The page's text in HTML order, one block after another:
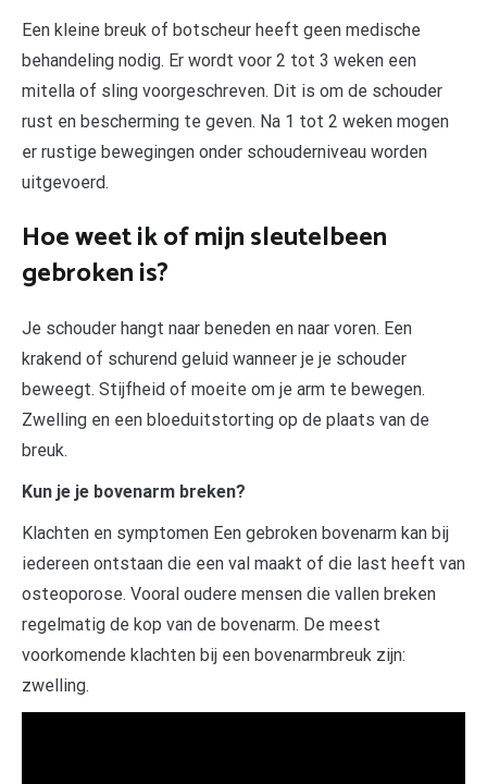
Een kleine breuk of botscheur heeft geen medische
behandeling nodig. Er wordt voor 2 tot 3 weken een
mitella of sling voorgeschreven. Dit is om de schouder
rust en bescherming te geven. Na 1 tot 2 weken mogen
er rustige bewegingen onder schouderniveau worden
uitgevoerd.
Hoe weet ik of mijn sleutelbeen
gebroken is?
Je schouder hangt naar beneden en naar voren. Een
krakend of schurend geluid wanneer je je schouder
beweegt. Stijfheid of moeite om je arm te bewegen.
Zwelling en een bloeduitstorting op de plaats van de
breuk.
Kun je je bovenarm breken?
Klachten en symptomen Een gebroken bovenarm kan bij
iedereen ontstaan die een val maakt of die last heeft van
osteoporose. Vooral oudere mensen die vallen breken
regelmatig de kop van de bovenarm. De meest
voorkomende klachten bij een bovenarmbreuk zijn:
zwelling.